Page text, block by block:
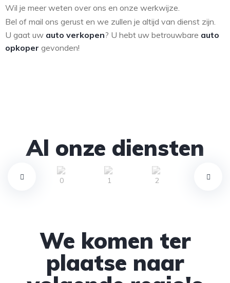
Wil je meer weten over ons en onze werkwijze.
Bel of mail ons gerust en we zullen je altijd van dienst zijn.
U gaat uw auto verkopen? U hebt uw betrouwbare auto
opkoper gevonden!
Al onze diensten
We komen ter
plaatse naar